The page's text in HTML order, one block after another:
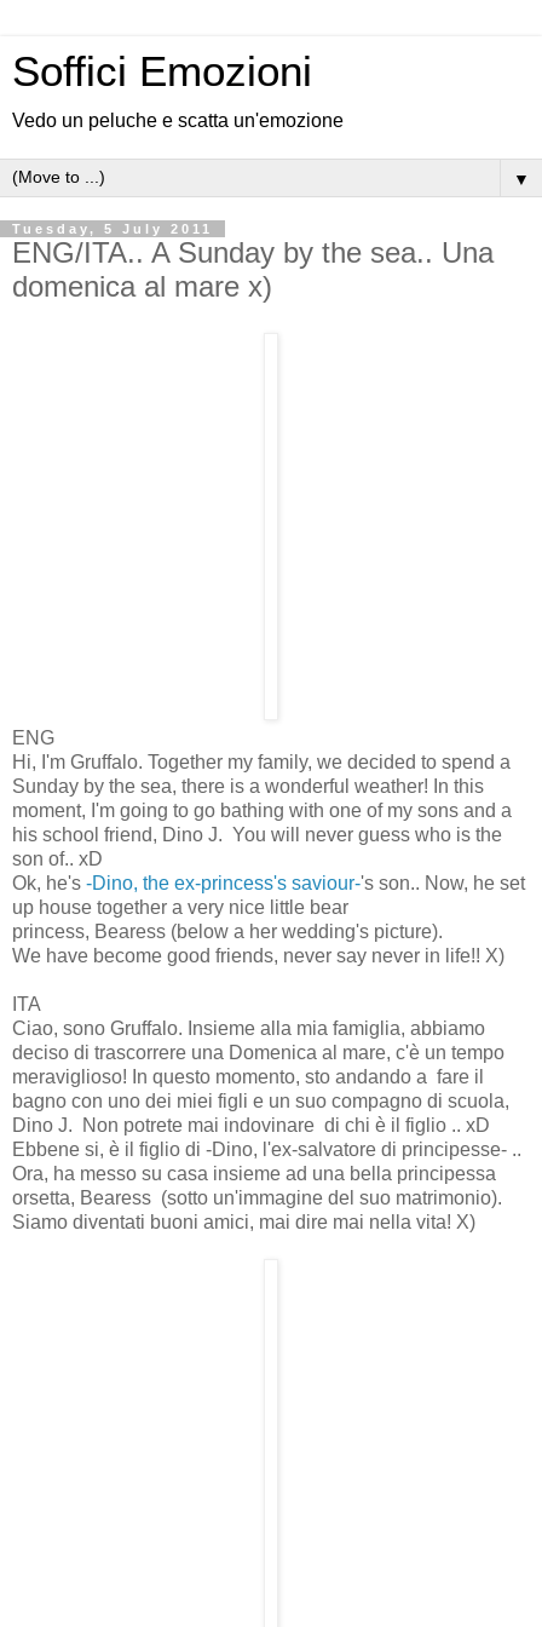
Soffici Emozioni
Vedo un peluche e scatta un'emozione
▼
Tuesday, 5 July 2011
ENG/ITA.. A Sunday by the sea.. Una
domenica al mare x)
ENG
Hi, I'm Gruffalo. Together my family, we decided to spend a
Sunday by the sea, there is a wonderful weather! In this
moment, I'm going to go bathing with one of my sons and a
his school friend, Dino J. You will never guess who is the
son of.. xD
Ok, he's -Dino, the ex-princess's saviour-'s son.. Now, he set
up house together a very nice little bear
princess, Bearess (below a her wedding's picture).
We have become good friends, never say never in life!! X)
ITA
Ciao, sono Gruffalo. Insieme alla mia famiglia, abbiamo
deciso di trascorrere una Domenica al mare, c'è un tempo
meraviglioso! In questo momento, sto andando a fare il
bagno con uno dei miei figli e un suo compagno di scuola,
Dino J. Non potrete mai indovinare di chi è il figlio .. xD
Ebbene si, è il figlio di -Dino, l'ex-salvatore di principesse- ..
Ora, ha messo su casa insieme ad una bella principessa
orsetta, Bearess (sotto un'immagine del suo matrimonio).
Siamo diventati buoni amici, mai dire mai nella vita! X)